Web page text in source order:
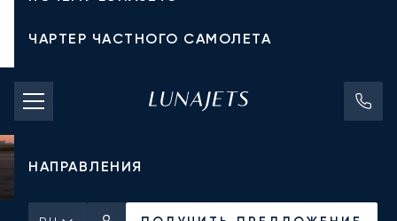
ЧАРТЕР ЧАСТНОГО САМОЛЕТА
СТОИМОСТЬ ЧАРТЕРА
ЧАСТНЫЕ САМОЛЕТЫ
НАПРАВЛЕНИЯ